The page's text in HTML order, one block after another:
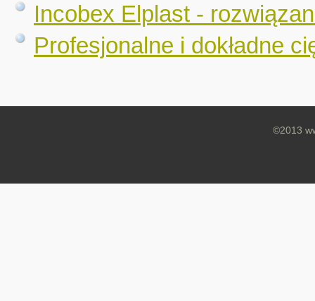
Incobex Elplast -
Profesjonalne i dokładne
©2013